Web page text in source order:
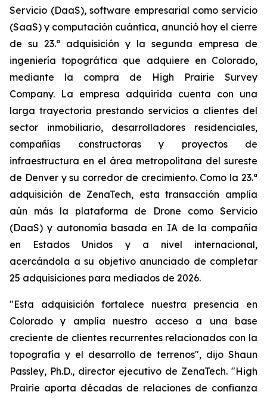
Servicio (DaaS), software empresarial como servicio
(SaaS) y computación cuántica, anunció hoy el cierre
de su 23.ª adquisición y la segunda empresa de
ingeniería topográfica que adquiere en Colorado,
mediante la compra de High Prairie Survey
Company. La empresa adquirida cuenta con una
larga trayectoria prestando servicios a clientes del
sector inmobiliario, desarrolladores residenciales,
compañías constructoras y proyectos de
infraestructura en el área metropolitana del sureste
de Denver y su corredor de crecimiento. Como la 23.ª
adquisición de ZenaTech, esta transacción amplía
aún más la plataforma de Drone como Servicio
(DaaS) y autonomía basada en IA de la compañía
en Estados Unidos y a nivel internacional,
acercándola a su objetivo anunciado de completar
25 adquisiciones para mediados de 2026.
"Esta adquisición fortalece nuestra presencia en
Colorado y amplía nuestro acceso a una base
creciente de clientes recurrentes relacionados con la
topografía y el desarrollo de terrenos", dijo Shaun
Passley, Ph.D., director ejecutivo de ZenaTech. "High
Prairie aporta décadas de relaciones de confianza